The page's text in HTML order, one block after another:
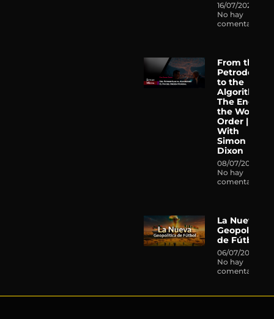
16/07/2026
No hay
comentarios
From the
Petrodollar
to the
Algorithm:
The End of
the World
Order |
With
Simon
Dixon
08/07/2026
No hay
comentarios
La Nueva
Geopolítica
de Fútbol
06/07/2026
No hay
comentarios